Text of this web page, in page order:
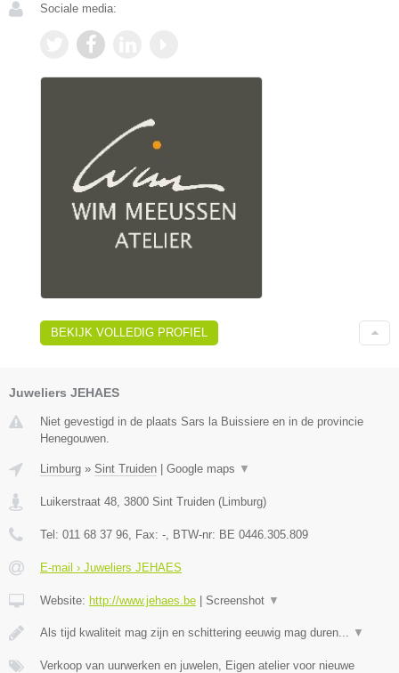
Sociale media:
BEKIJK VOLLEDIG PROFIEL
Juweliers JEHAES
Niet gevestigd in de plaats Sars la Buissiere en in de provincie
Henegouwen.
Limburg » Sint Truiden | Google maps ▼
Luikerstraat 48 3800 Sint Truiden (Limburg)
Tel: 011 68 37 96 , Fax: - , BTW-nr: BE 0446.305.809
E-mail › Juweliers JEHAES
Website: http://www.jehaes.be | Screenshot ▼
Als tijd kwaliteit mag zijn en schittering eeuwig mag duren... ▼
Verkoop van uurwerken en juwelen, Eigen atelier voor nieuwe